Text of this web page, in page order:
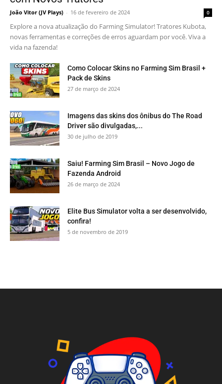
João Vitor (JV Plays) - 16 de fevereiro de 2024 0
Explore a nova atualização do Farming Simulator! Tratores Kubota,
novas ferramentas e correções de erros aguardam por você. Viva a
vida na fazenda!
Como Colocar Skins no Farming Sim Brasil +
Pack de Skins
27 de março de 2024
Imagens das skins dos ônibus do The Road
Driver são divulgadas,...
30 de julho de 2019
Saiu! Farming Sim Brasil – Novo Jogo de
Fazenda Android
26 de março de 2024
Elite Bus Simulator volta a ser desenvolvido,
confira!
5 de novembro de 2019